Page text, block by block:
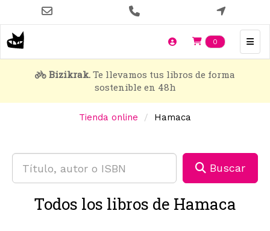
contenido
principal
0 Items en
Bizikrak. Te llevamos tus libros de forma
sostenible en 48h
Tienda online Hamaca
Buscar
Todos los libros de Hamaca